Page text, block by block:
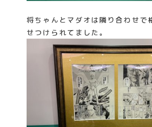
将ちゃんとマダオは隣り合わせで
せつけられてました。